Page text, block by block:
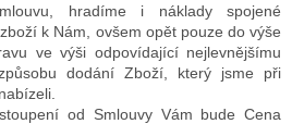
hradíme i náklady spojené
k Nám, ovšem opět pouze do výše
ve výši odpovídající nejlevnějšímu
dodání Zboží, který jsme při
od Smlouvy Vám bude Cena